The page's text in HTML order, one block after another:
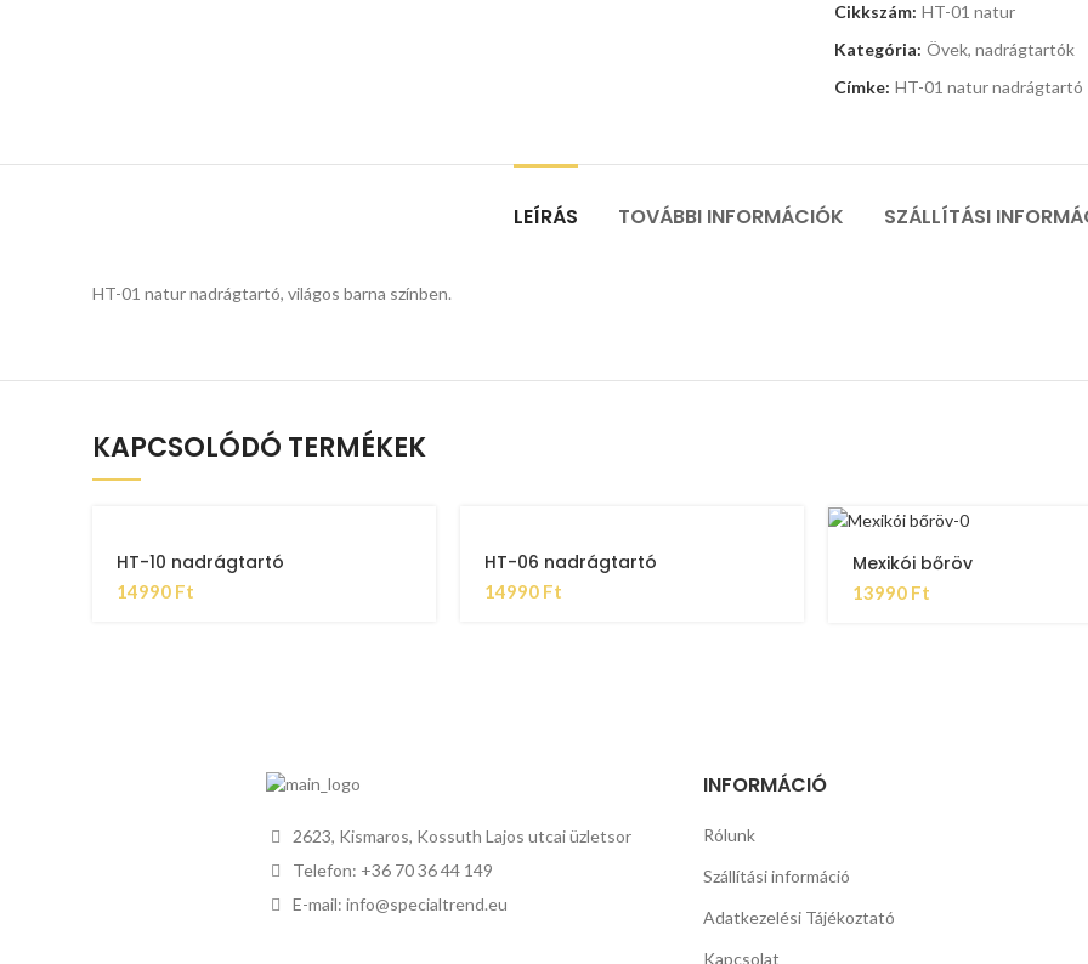
Cikkszám: HT-01 natur
Kategória: Övek, nadrágtartók
Címke: HT-01 natur nadrágtartó
LEÍRÁS TOVÁBBI INFORMÁCIÓK SZÁLLÍTÁSI
HT-01 natur nadrágtartó, világos barna színben.
KAPCSOLÓDÓ TERMÉKEK
HT-10 nadrágtartó
14990 Ft
HT-06 nadrágtartó
14990 Ft
Mexikói bőröv
13990 Ft
2623, Kismaros, Kossuth Lajos utcai üzletsor
Telefon: +36 70 36 44 149
E-mail: info@specialtrend.eu
INFORMÁCIÓ
Rólunk
Szállítási információ
Adatkezelési Tájékoztató
Kapcsolat